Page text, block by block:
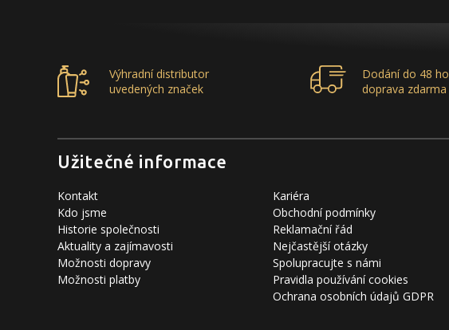
Výhradní distributor
uvedených značek
Dodání do 48
doprava
Užitečné informace
Kontakt
Kdo jsme
Historie společnosti
Aktuality a zajímavosti
Možnosti dopravy
Možnosti platby
Kariéra
Obchodní podmínky
Reklamační řád
Nejčastější otázky
Spolupracujte s námi
Pravidla používání cookies
Ochrana osobních údajů GDPR